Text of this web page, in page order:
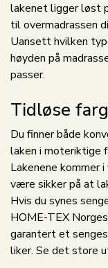
lakenet ligger løst
til overmadrassen
Uansett hvilken
høyden på
passer.
Tidløse
Du finner både
laken i moteriktige
Lakenene kommer
være sikker på at
Hvis du synes
HOME-TEX
garantert et
liker. Se det store